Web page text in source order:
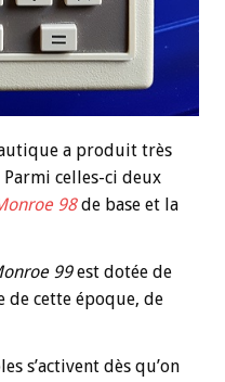
a produit très
celles-ci deux
98de base et la
99est dotée de
de cette époque, de
s’activent dès qu’on